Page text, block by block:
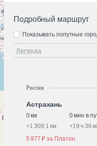
Подробный маршрут
Легенда
Показывать попутные
Россия
Астрахань
0 км
0 мин в
+1 309.1 км +19 ч 36
5 977 ₽ за Платон